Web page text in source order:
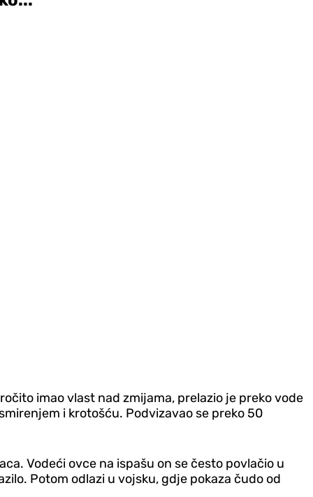
imao vlast nad zmijama, prelazio je preko vode
i krotošću. Podvizavao se preko 50
Vodeći ovce na ispašu on se često povlačio u
Potom odlazi u vojsku, gdje pokaza čudo od